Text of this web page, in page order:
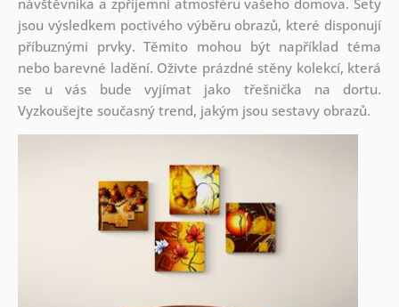
návštěvníka a zpříjemní atmosféru vašeho domova. Sety
jsou výsledkem poctivého výběru obrazů, které disponují
příbuznými prvky. Těmito mohou být například téma
nebo barevné ladění. Oživte prázdné stěny kolekcí, která
se u vás bude vyjímat jako třešnička na dortu.
Vyzkoušejte současný trend, jakým jsou sestavy obrazů.